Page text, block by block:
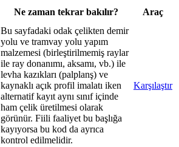
Ne zaman tekrar bakılır? Araç
Bu sayfadaki odak çelikten demir
yolu ve tramvay yolu yapım
malzemesi (birleştirilmemiş raylar
ile ray donanımı, aksamı, vb.) ile
levha kazıkları (palplanş) ve
kaynaklı açık profil imalatı iken
alternatif kayıt aynı sınıf içinde
ham çelik üretilmesi olarak
görünür. Fiili faaliyet bu başlığa
kayıyorsa bu kod da ayrıca
kontrol edilmelidir.
Karşılaştır